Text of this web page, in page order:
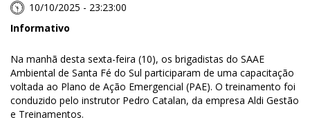
10/10/2025 - 23:23:00
Informativo
Na manhã desta sexta-feira (10), os brigadistas do SAAE
Ambiental de Santa Fé do Sul participaram de uma capacitação
voltada ao Plano de Ação Emergencial (PAE). O treinamento foi
conduzido pelo instrutor Pedro Catalan, da empresa Aldi Gestão
e Treinamentos.